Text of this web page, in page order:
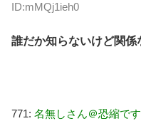
ID:mMQj1ieh0
誰だか知らないけど関係
771: 名無しさん＠恐縮です